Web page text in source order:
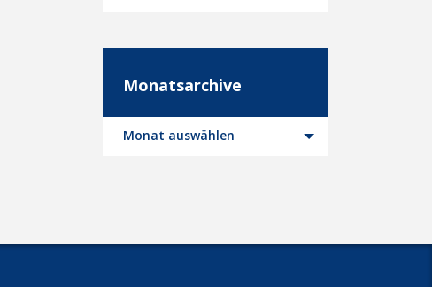
Monatsarchive
Monatsarchive
Monat auswählen